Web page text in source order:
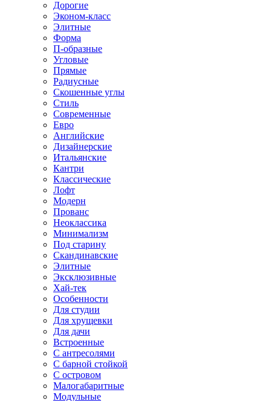
Дорогие
Эконом-класс
Элитные
Форма
П-образные
Угловые
Прямые
Радиусные
Скошенные углы
Стиль
Современные
Евро
Английские
Дизайнерские
Итальянские
Кантри
Классические
Лофт
Модерн
Прованс
Неоклассика
Минимализм
Под старину
Скандинавские
Элитные
Эксклюзивные
Хай-тек
Особенности
Для студии
Для хрущевки
Для дачи
Встроенные
С антресолями
С барной стойкой
С островом
Малогабаритные
Модульные